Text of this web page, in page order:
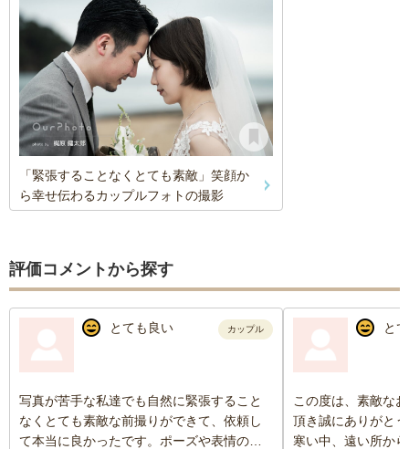
「緊張することなくとても素敵」笑顔か
ら幸せ伝わるカップルフォトの撮影
評価コメントから探す
とても良い カップル
写真が苦手な私達でも自然に緊張すること
なくとても素敵な前撮りができて、依頼し
て本当に良かったです。ポーズや表情の指
と
この度は、素敵な
頂き誠にありがと
寒い中、遠い所か